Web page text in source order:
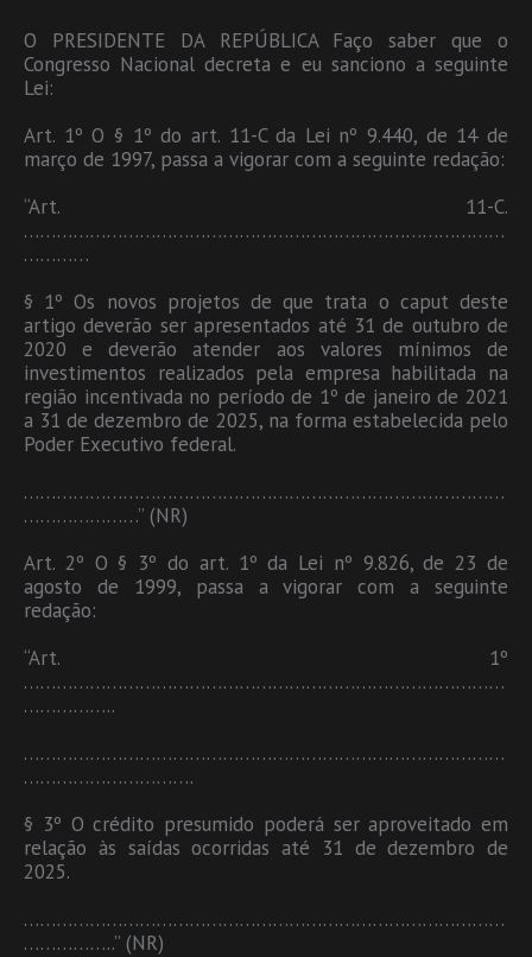
O PRESIDENTE DA REPÚBLICA Faço saber que o
Congresso Nacional decreta e eu sanciono a seguinte
Lei:
Art. 1º O § 1º do art. 11-C da Lei nº 9.440, de 14 de
março de 1997, passa a vigorar com a seguinte redação:
“Art. 11-C.
……………………………………………………………………………
…………
§ 1º Os novos projetos de que trata o caput deste
artigo deverão ser apresentados até 31 de outubro de
2020 e deverão atender aos valores mínimos de
investimentos realizados pela empresa habilitada na
região incentivada no período de 1º de janeiro de 2021
a 31 de dezembro de 2025, na forma estabelecida pelo
Poder Executivo federal.
……………………………………………………………………………
…………………” (NR)
Art. 2º O § 3º do art. 1º da Lei nº 9.826, de 23 de
agosto de 1999, passa a vigorar com a seguinte
redação:
“Art. 1º
……………………………………………………………………………
……………..
……………………………………………………………………………
………………………….
§ 3º O crédito presumido poderá ser aproveitado em
relação às saídas ocorridas até 31 de dezembro de
2025.
……………………………………………………………………………
……………..” (NR)